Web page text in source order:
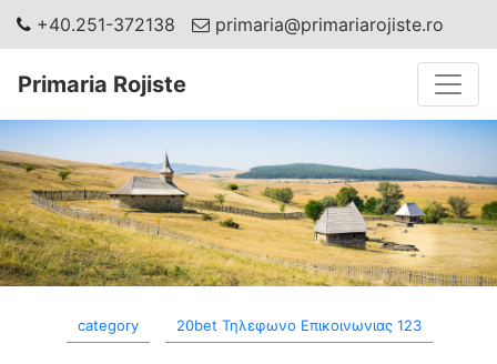
+40.251-372138 primaria@primariarojiste.ro
Primaria Rojiste
category 20bet Τηλεφωνο Επικοινωνιας 123